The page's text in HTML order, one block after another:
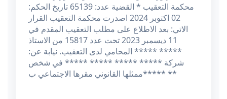
محكمة التعقيب * القضية عدد: 65139 تاريخ الحكم:
02 اكتوبر 2024 اصدرت محكمة التعقيب القرار
الاتي: بعد الاطلاع على مطلب التعقيب المقدم في
11 ديسمبر 2023 تحت عدد 15817 من الاستاذ
***** ***** المحامي لدى التعقيب. نيابة عن:
شركة ***** ***** ***** ***** في شخص
ممثلها القانوني مقرها الاجتماعي ب***** **